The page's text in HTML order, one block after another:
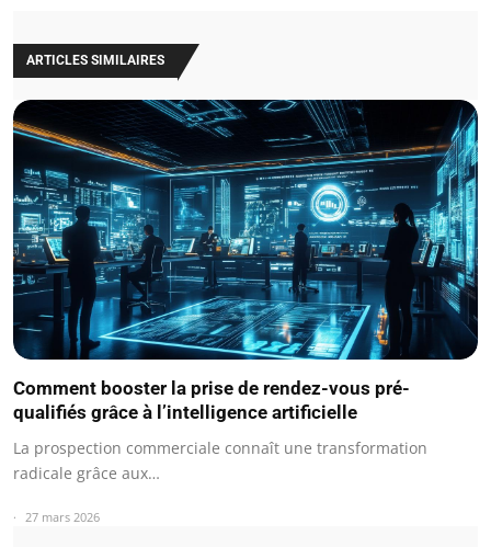
ARTICLES SIMILAIRES
Comment booster la prise de rendez-vous pré-
qualifiés grâce à l’intelligence artificielle
La prospection commerciale connaît une transformation
radicale grâce aux…
27 mars 2026